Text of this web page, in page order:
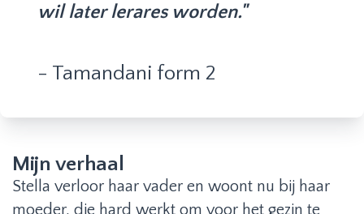
wil later lerares worden."
- Tamandani form 2
Mijn verhaal
Stella verloor haar vader en woont nu bij haar
moeder, die hard werkt om voor het gezin te